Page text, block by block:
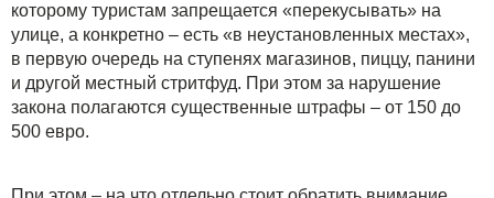
которому туристам запрещается «перекусывать» на
улице, а конкретно – есть «в неустановленных местах»,
в первую очередь на ступенях магазинов, пиццу, панини
и другой местный стритфуд. При этом за нарушение
закона полагаются существенные штрафы – от 150 до
500 евро.